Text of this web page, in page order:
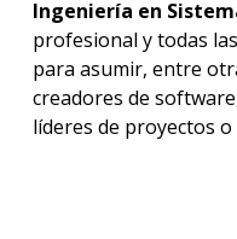
Ingeniería en
profesional y todas
para asumir, entre
creadores de
líderes de proyectos